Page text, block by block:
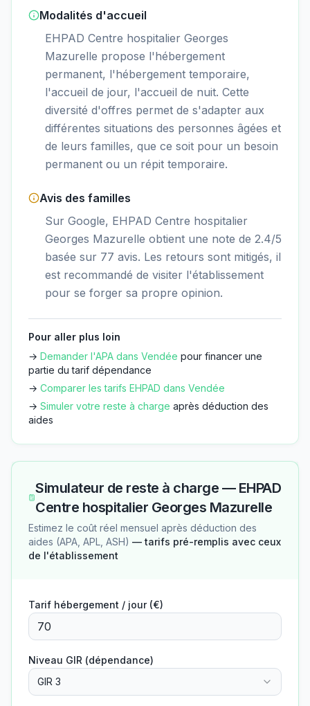
Modalités d'accueil
EHPAD Centre hospitalier Georges
Mazurelle propose l'hébergement
permanent, l'hébergement temporaire,
l'accueil de jour, l'accueil de nuit. Cette
diversité d'offres permet de s'adapter aux
différentes situations des personnes âgées et
de leurs familles, que ce soit pour un besoin
permanent ou un répit temporaire.
Avis des familles
Sur Google, EHPAD Centre hospitalier
Georges Mazurelle obtient une note de 2.4/5
basée sur 77 avis. Les retours sont mitigés, il
est recommandé de visiter l'établissement
pour se forger sa propre opinion.
Pour aller plus loin
→ Demander l'APA dans Vendée pour financer une
partie du tarif dépendance
→ Comparer les tarifs EHPAD dans Vendée
→ Simuler votre reste à charge après déduction des
aides
Simulateur de reste à charge — EHPAD
Centre hospitalier Georges Mazurelle
Estimez le coût réel mensuel après déduction des
aides (APA, APL, ASH) — tarifs pré-remplis avec ceux
de l'établissement
Tarif hébergement / jour (€)
Niveau GIR (dépendance)
GIR 3